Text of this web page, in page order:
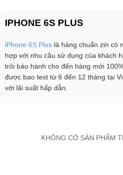
IPHONE 6S PLUS
iPhone 6S Plus là hàng chuẩn zin có
hợp với nhu cầu sử dụng của khách
trôi bảo hành cho đến hàng mới
được bao test từ 6 đến 12 tháng tại
với lãi suất hấp dẫn.
KHÔNG CÓ SẢN PHẨM